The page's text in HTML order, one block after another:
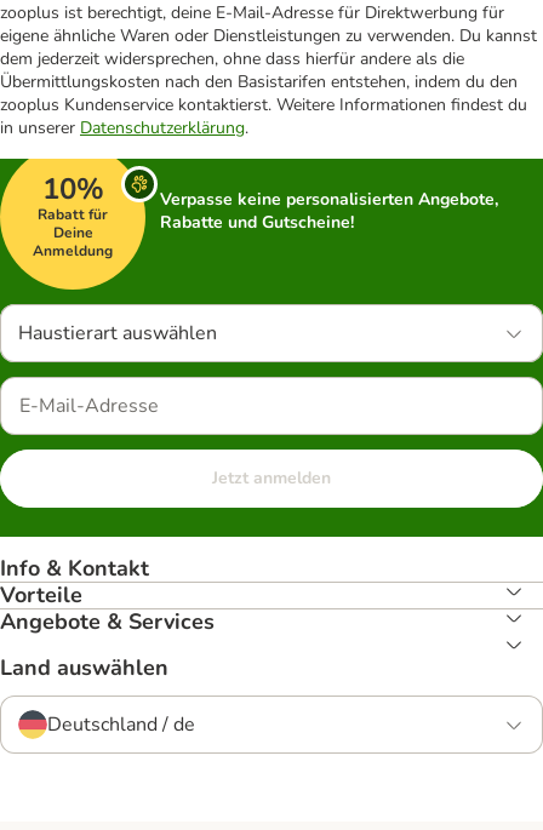
zooplus ist berechtigt, deine E-Mail-Adresse für Direktwerbung für
eigene ähnliche Waren oder Dienstleistungen zu verwenden. Du kannst
dem jederzeit widersprechen, ohne dass hierfür andere als die
Übermittlungskosten nach den Basistarifen entstehen, indem du den
zooplus Kundenservice kontaktierst. Weitere Informationen findest du
in unserer Datenschutzerklärung.
10%
Rabatt für
Deine
Anmeldung
Verpasse keine personalisierten Angebote,
Rabatte und Gutscheine!
Haustierart auswählen
Jetzt anmelden
Info & Kontakt
Vorteile
Angebote & Services
Land auswählen
Deutschland / de